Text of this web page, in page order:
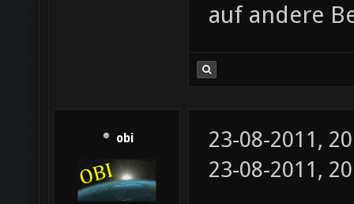
auf andere
obi
23-08-2011,
23-08-2011,